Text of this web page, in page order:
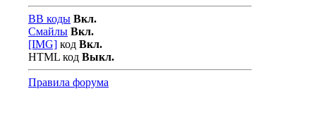
BB коды Вкл.
Смайлы Вкл.
[IMG] код Вкл.
HTML код Выкл.
Правила форума